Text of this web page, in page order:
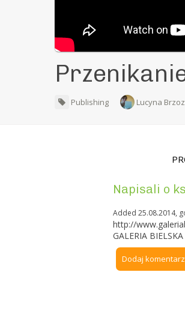
Publishing Lucyna
Napisali o
Added 25.08.2014,
http://
GALERIA
Dodaj komentarz